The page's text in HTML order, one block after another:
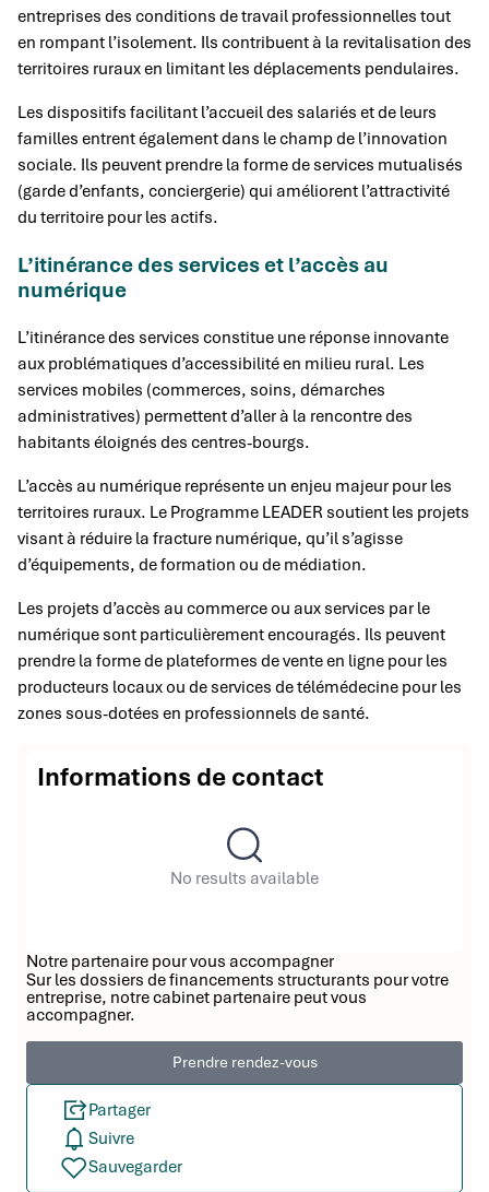
entreprises des conditions de travail professionnelles tout
en rompant l’isolement. Ils contribuent à la revitalisation des
territoires ruraux en limitant les déplacements pendulaires.
Les dispositifs facilitant l’accueil des salariés et de leurs
familles entrent également dans le champ de l’innovation
sociale. Ils peuvent prendre la forme de services mutualisés
(garde d’enfants, conciergerie) qui améliorent l’attractivité
du territoire pour les actifs.
L’itinérance des services et l’accès au
numérique
L’itinérance des services constitue une réponse innovante
aux problématiques d’accessibilité en milieu rural. Les
services mobiles (commerces, soins, démarches
administratives) permettent d’aller à la rencontre des
habitants éloignés des centres-bourgs.
L’accès au numérique représente un enjeu majeur pour les
territoires ruraux. Le Programme LEADER soutient les projets
visant à réduire la fracture numérique, qu’il s’agisse
d’équipements, de formation ou de médiation.
Les projets d’accès au commerce ou aux services par le
numérique sont particulièrement encouragés. Ils peuvent
prendre la forme de plateformes de vente en ligne pour les
producteurs locaux ou de services de télémédecine pour les
zones sous-dotées en professionnels de santé.
Informations de contact
No results available
Notre partenaire pour vous accompagner
Sur les dossiers de financements structurants pour votre
entreprise, notre cabinet partenaire peut vous
accompagner.
Prendre rendez-vous
Partager
Suivre
Sauvegarder